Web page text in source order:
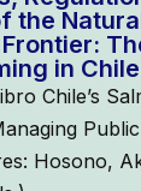
the
in Chile
Chile’s
Hosono,